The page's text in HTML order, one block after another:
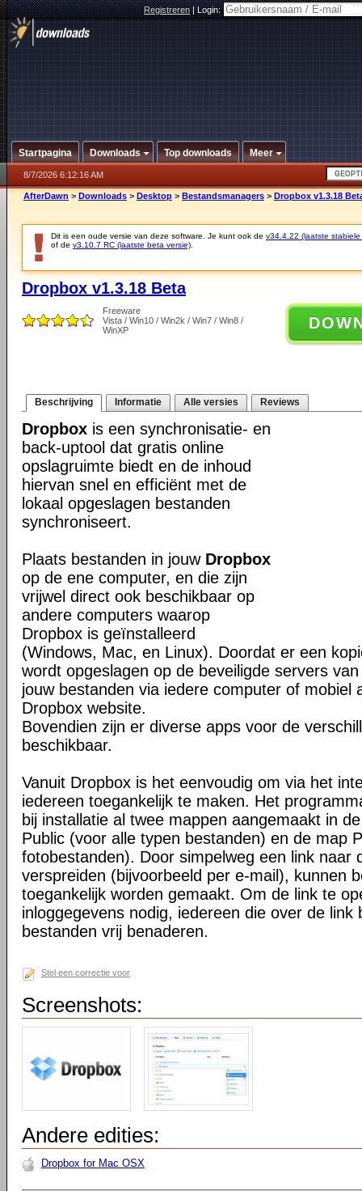
Registreren|Login:
Startpagina Downloads Top downloads Meer
8/7/2026 6:12:16 AM
AfterDawn > Downloads > Desktop > Bestandsmanagers > Dropbox v1.3.18
Dit is een oude versie van deze software. Je kunt ook de v34.4.22 (laatste stabiele
of de v3.10.7 RC (laatste beta versie)
Dropbox v1.3.18 Beta
Freeware
Vista / Win10 / Win2k / Win7 / Win8 /
WinXP
Beschrijving Informatie Alle versies Reviews
Dropbox is een synchronisatie- en
back-uptool dat gratis online
opslagruimte biedt en de inhoud
hiervan snel en efficiënt met de
lokaal opgeslagen bestanden
synchroniseert.
Plaats bestanden in jouw Dropbox
op de ene computer, en die zijn
vrijwel direct ook beschikbaar op
andere computers waarop
Dropbox is geïnstalleerd
(Windows, Mac, en Linux). Doordat er een
wordt opgeslagen op de beveiligde servers
jouw bestanden via iedere computer of mobiel
Dropbox website.
Bovendien zijn er diverse apps voor de
beschikbaar.
Vanuit Dropbox is het eenvoudig om via het
iedereen toegankelijk te maken. Het
bij installatie al twee mappen aangemaakt in
Public (voor alle typen bestanden) en de map
fotobestanden). Door simpelweg een link naar
verspreiden (bijvoorbeeld per e-mail), kunnen
toegankelijk worden gemaakt. Om de link te
inloggegevens nodig, iedereen die over de link
bestanden vrij benaderen.
Stel een correctie voor
Screenshots:
Andere edities:
Dropbox for Mac OSX